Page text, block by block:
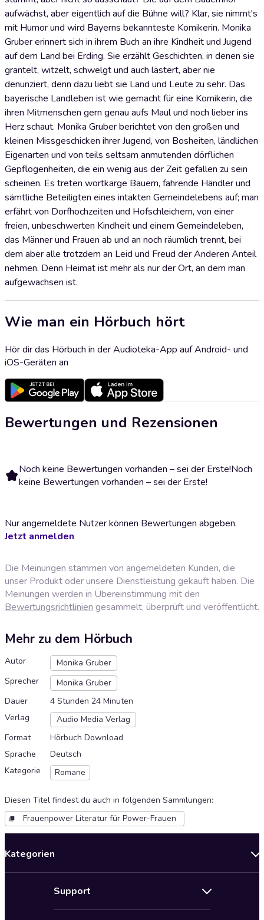
aufwächst, aber eigentlich auf die Bühne will? Klar, sie nimmt's
mit Humor und wird Bayerns bekannteste Komikerin. Monika
Gruber erinnert sich in ihrem Buch an ihre Kindheit und Jugend
auf dem Land bei Erding. Sie erzählt Geschichten, in denen sie
grantelt, witzelt, schwelgt und auch lästert, aber nie
denunziert, denn dazu liebt sie Land und Leute zu sehr. Das
bayerische Landleben ist wie gemacht für eine Komikerin, die
ihren Mitmenschen gern genau aufs Maul und noch lieber ins
Herz schaut. Monika Gruber berichtet von den großen und
kleinen Missgeschicken ihrer Jugend, von Bosheiten, ländlichen
Eigenarten und von teils seltsam anmutenden dörflichen
Gepflogenheiten, die ein wenig aus der Zeit gefallen zu sein
scheinen. Es treten wortkarge Bauern, fahrende Händler und
sämtliche Beteiligten eines intakten Gemeindelebens auf; man
erfährt von Dorfhochzeiten und Hofschleichern, von einer
freien, unbeschwerten Kindheit und einem Gemeindeleben,
das Männer und Frauen ab und an noch räumlich trennt, bei
dem aber alle trotzdem an Leid und Freud der Anderen Anteil
nehmen. Denn Heimat ist mehr als nur der Ort, an dem man
aufgewachsen ist.
Wie man ein Hörbuch hört
Hör dir das Hörbuch in der Audioteka-App auf Android- und
iOS-Geräten an
Bewertungen und Rezensionen
Noch keine Bewertungen vorhanden – sei der Erste!Noch
keine Bewertungen vorhanden – sei der Erste!
Nur angemeldete Nutzer können Bewertungen abgeben.
Jetzt anmelden
Die Meinungen stammen von angemeldeten Kunden, die
unser Produkt oder unsere Dienstleistung gekauft haben. Die
Meinungen werden in Übereinstimmung mit den
Bewertungsrichtlinien gesammelt, überprüft und veröffentlicht.
Mehr zu dem Hörbuch
Autor
Monika Gruber
Sprecher
Monika Gruber
Dauer
4 Stunden 24 Minuten
Verlag
Audio Media Verlag
Format
Hörbuch Download
Sprache
Deutsch
Kategorie
Romane
Diesen Titel findest du auch in folgenden Sammlungen:
Frauenpower Literatur für Power-Frauen
Kategorien
Support